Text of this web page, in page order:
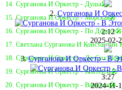
14. Сурганова И Оркестр - Душа🎤
15. Сурганова И Оркестр - Морская🎤
16. Сурганова И Оркестр - По Дороге🎤
17. Светлана Сурганова И Константин
18. Сурганова И Оркестр - До Сих
19. Сурганова И Оркестр - Коктейль🎤
20. Сурганова И Оркестр - Вавилон🎤
2.Сурганова И
2:12
2025-02-
3.Сурганова И Оркестр - В
3:27
2024-11-